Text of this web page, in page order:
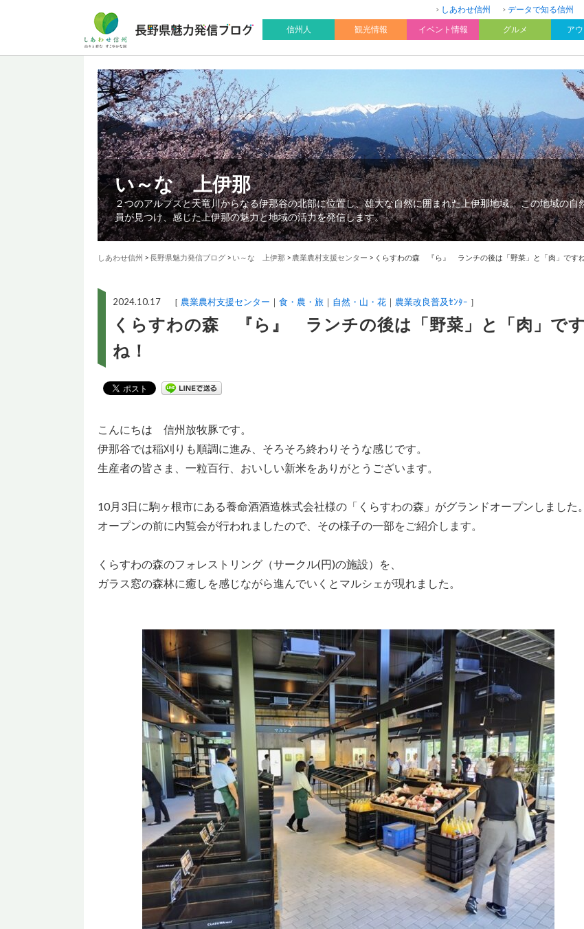
しあわせ信州 データで知る信州
信州人
観光情報 イベント情報 グルメ ア
い～な 上伊那
２つのアルプスと天竜川からなる伊那谷の北部に位置し、雄大な自然に囲まれた上伊那地域。 この地域の
員が見つけ、感じた上伊那の魅力と地域の活力を発信します。
しあわせ信州 >長野県魅力発信ブログ > い～な 上伊那 > 農業農村支援センター > くらすわの森 『ら』 ランチの後は「野菜」と「肉」ですね
2024.10.17 ［ 農業農村支援センター 食・農・旅 自然・山・花 農業改良普及ｾﾝﾀｰ ］
くらすわの森 『ら』 ランチの後は「野菜」と「肉」です
ね！
こんにちは 信州放牧豚です。
伊那谷では稲刈りも順調に進み、そろそろ終わりそうな感じです。
生産者の皆さま、一粒百行、おいしい新米をありがとうございます。
10月3日に駒ヶ根市にある養命酒酒造株式会社様の「くらすわの森」がグランドオープンしました。
オープンの前に内覧会が行われましたので、その様子の一部をご紹介します。
くらすわの森のフォレストリング（サークル(円)の施設）を、
ガラス窓の森林に癒しを感じながら進んでいくとマルシェが現れました。